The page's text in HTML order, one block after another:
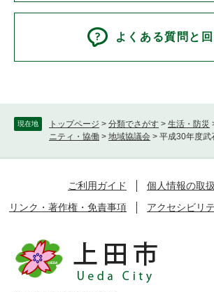
現在地 トップページ > 分類でさがす > 生活・防災
ニティ・協働 > 地域協議会 > 平成30年度武
よくある質問と
ご利用ガイド
個人情報の取
リンク・著作権・免責事項
アクセシビリ